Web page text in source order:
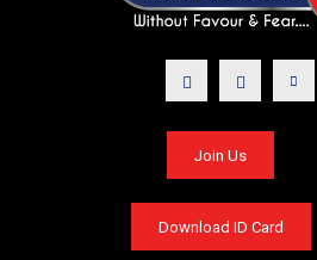
Join Us
Download ID Card